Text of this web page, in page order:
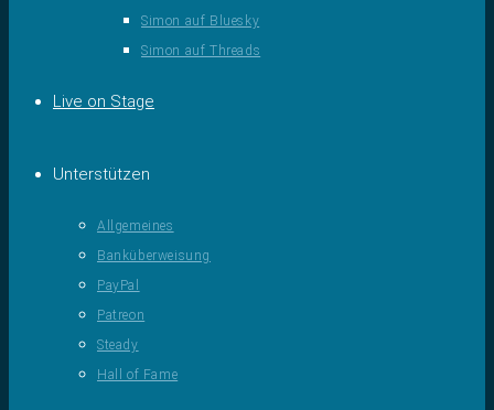
Simon auf Bluesky
Simon auf Threads
Live on Stage
Unterstützen
Allgemeines
Banküberweisung
PayPal
Patreon
Steady
Hall of Fame